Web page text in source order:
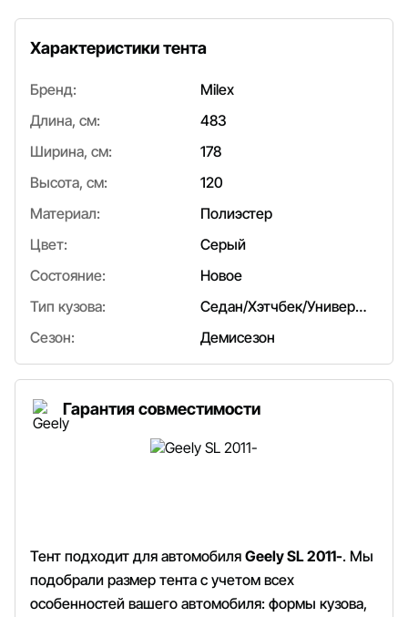
Характеристики тента
Бренд:
Milex
Длина, см:
483
Ширина, см:
178
Высота, см:
120
Материал:
Полиэстер
Цвет:
Серый
Состояние:
Новое
Тип кузова:
Седан/Хэтчбек/Универсал
Сезон:
Демисезон
Гарантия совместимости
Тент подходит для автомобиля Geely SL 2011-. Мы
подобрали размер тента с учетом всех
особенностей вашего автомобиля: формы кузова,